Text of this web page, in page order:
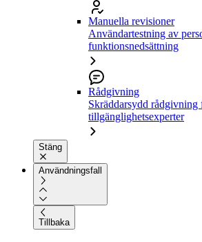
Manuella revisioner
Användartestning av
funktionsnedsättning
Rådgivning
Skräddarsydd rådgivning
tillgänglighetsexperter
Stäng
Användningsfall
Tillbaka